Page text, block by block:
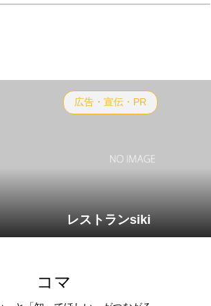
広告・宣伝・PR
レストランsiki
コマ